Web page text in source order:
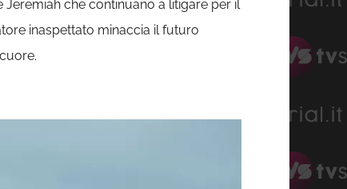
che continuano a litigare per il
inaspettato minaccia il futuro